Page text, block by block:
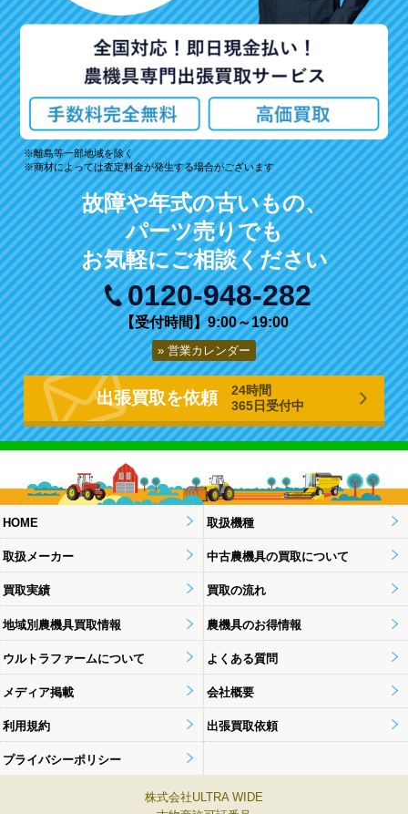
離島等一部地域を除く
商材によっては査定料金が発生する場合がございます
故障や年式の古いもの、
パーツ売りでも
お気軽にご相談ください
0120-948-282
【受付時間】9:00～19:00
営業カレンダー
出張買取を依頼
24時間
365日受付中
HOME 取扱機種
取扱メーカー 中古農機具の買取について
買取実績 買取の流れ
地域別農機具買取情報 農機具のお得情報
ウルトラファームについて よくある質問
メディア掲載 会社概要
利用規約 出張買取依頼
プライバシーポリシー
株式会社ULTRA WIDE